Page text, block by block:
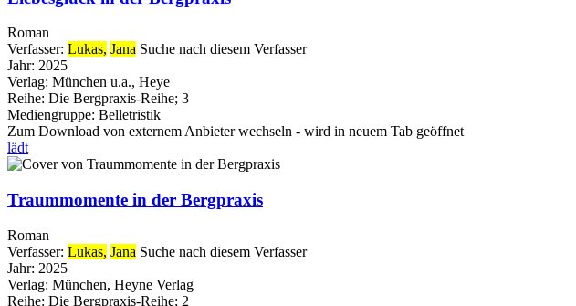
Roman
Verfasser: Lukas, Jana Suche nach diesem Verfasser
Jahr: 2025
Verlag: München u.a., Heye
Reihe: Die Bergpraxis-Reihe; 3
Mediengruppe: Belletristik
Zum Download von externem Anbieter wechseln - wird in neuem Tab geöffnet
lädt
Traummomente in der Bergpraxis
Roman
Verfasser: Lukas, Jana Suche nach diesem Verfasser
Jahr: 2025
Verlag: München, Heyne Verlag
Reihe: Die Bergpraxis-Reihe; 2